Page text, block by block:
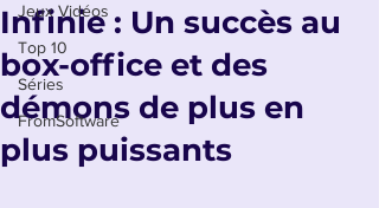
Jeux Vidéos
Top 10
Séries
FromSoftware
Infinie : Un succès au
box-office et des
démons de plus en
plus puissants